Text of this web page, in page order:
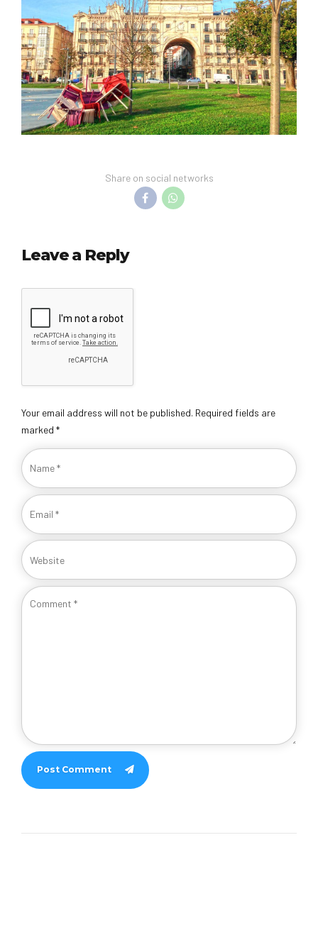
Share on social networks
Leave a Reply
Your email address will not be published. Required fields are
marked *
Post Comment